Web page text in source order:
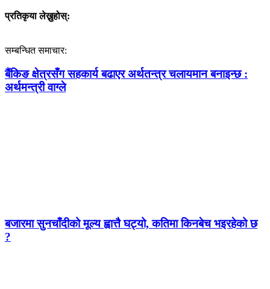
प्रतिकृया लेख्नुहोस्:
सम्बन्धित समाचार:
बैंकिङ क्षेत्रसँग सहकार्य बढाएर अर्थतन्त्र चलायमान बनाइन्छ :
अर्थमन्त्री वाग्ले
बजारमा सुनचाँदीको मूल्य ह्वात्तै घट्यो, कतिमा किनबेच भइरहेको छ
?